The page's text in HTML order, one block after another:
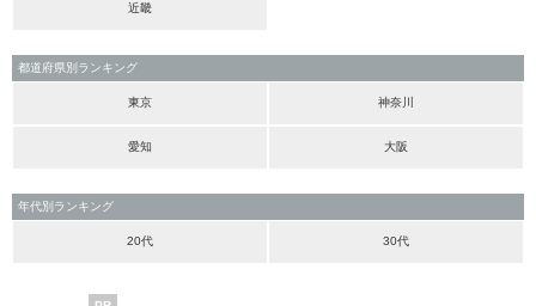
近畿
都道府県別ランキング
東京 神奈川
愛知 大阪
年代別ランキング
20代 30代